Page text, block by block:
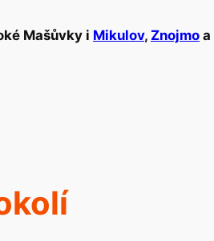
Mašůvky i Mikulov, Znojmo a